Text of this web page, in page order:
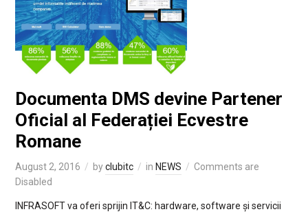
Documenta DMS devine Partener
Oficial al Federației Ecvestre
Romane
August 2, 2016 byclubitc in NEWS
Comments are
Disabled
INFRASOFT va oferi sprijin IT&C: hardware, software și servicii